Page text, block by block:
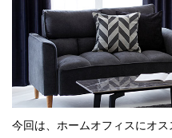
今回は、ホームオフィスにオ